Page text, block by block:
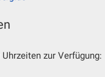
zur Verfügung: